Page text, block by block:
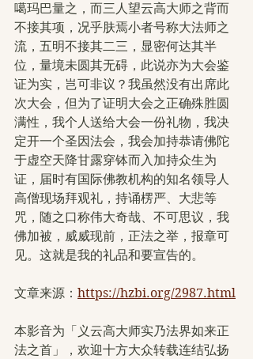
噶玛巴量之，而三人望云高大师之背而
不接其项，况乎肤焉小者号称大法师之
流，五明不接其二三，显密何达其半
位，量境未圆其无碍，此说亦为大会鉴
证为实，岂可非议？我虽然没有出席此
次大会，但为了证明大会之正确殊胜圆
满性，我个人送给大会一份礼物，我决
定开一个圣因法会，我会加持恭请佛陀
于虚空天降甘露穿钵而入加持众生为
证，届时有国际佛教机构的知名领导人
高僧现场拜观礼，持诵楞严、大悲等
咒，随之口称伟大奇哉、不可思议，我
佛加被，威威现前，正法之举，报章可
见。这就是我的礼品和要宣告的。
文章来源： https://hzbi.org/2987.html
本影音为「义云高大师实乃法界如来正
法之首」，欢迎十方大众转载连结弘扬